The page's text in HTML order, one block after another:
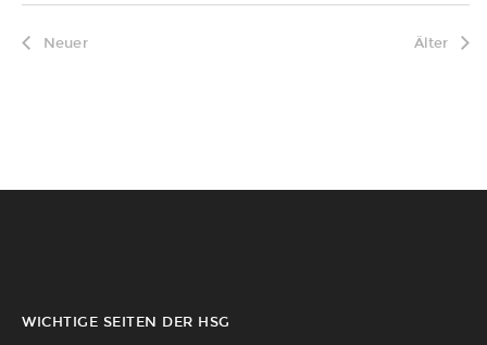
Neuer Älter
WICHTIGE SEITEN DER HSG